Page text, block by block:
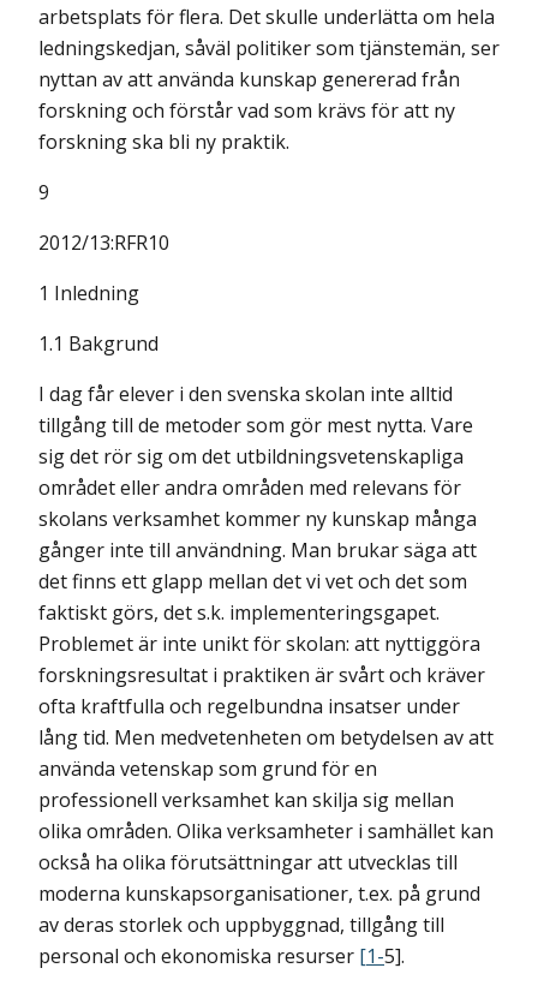
arbetsplats för flera. Det skulle underlätta om hela
ledningskedjan, såväl politiker som tjänstemän, ser
nyttan av att använda kunskap genererad från
forskning och förstår vad som krävs för att ny
forskning ska bli ny praktik.
9
2012/13:RFR10
1 Inledning
1.1 Bakgrund
I dag får elever i den svenska skolan inte alltid
tillgång till de metoder som gör mest nytta. Vare
sig det rör sig om det utbildningsvetenskapliga
området eller andra områden med relevans för
skolans verksamhet kommer ny kunskap många
gånger inte till användning. Man brukar säga att
det finns ett glapp mellan det vi vet och det som
faktiskt görs, det s.k. implementeringsgapet.
Problemet är inte unikt för skolan: att nyttiggöra
forskningsresultat i praktiken är svårt och kräver
ofta kraftfulla och regelbundna insatser under
lång tid. Men medvetenheten om betydelsen av att
använda vetenskap som grund för en
professionell verksamhet kan skilja sig mellan
olika områden. Olika verksamheter i samhället kan
också ha olika förutsättningar att utvecklas till
moderna kunskapsorganisationer, t.ex. på grund
av deras storlek och uppbyggnad, tillgång till
personal och ekonomiska resurser [1-5].